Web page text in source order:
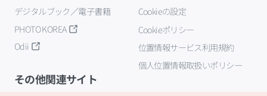
デジタルブック／電子書籍
PHOTO KOREA
Odii
Cookieの設定
Cookieポリシー
位置情報サービス利用規約
個人位置情報取扱いポリシー
その他関連サイト